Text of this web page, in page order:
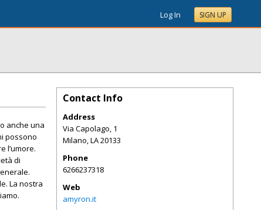
Log In SIGN UP
anche una
possono
l’umore.
di
La nostra
Contact Info
Address
Via Capolago, 1
Milano,LA20133
Phone
6266237318
Web
amyron.it